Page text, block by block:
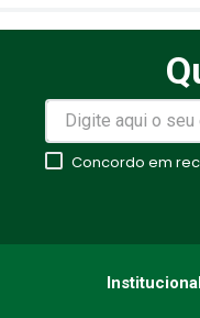
Avalie o produto de 1 a
★★
Seu nome
Endereço de email
Concordo em